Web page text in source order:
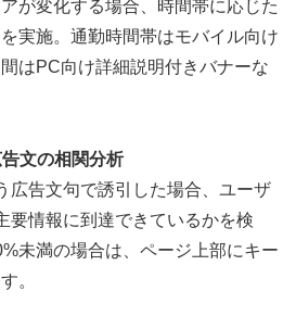
が変化する場合、時間帯に応じた
実施。通勤時間帯はモバイル向け
はPC向け詳細説明付きバナーな
文の相関分析
広告文句で誘引した場合、ユーザ
要情報に到達できているかを検
未満の場合は、ページ上部にキー
。